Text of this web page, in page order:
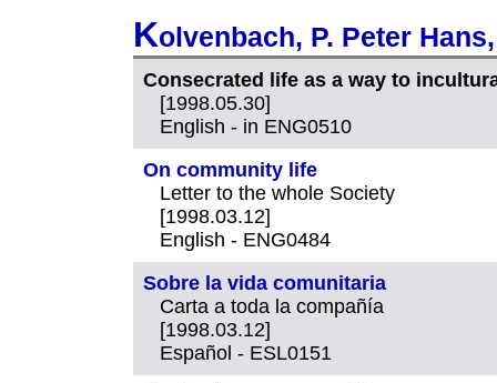
Kolvenbach, P. Peter
Consecrated life as a way to
[1998.05.30]
English - in ENG0510
On community life
Letter to the whole Society
[1998.03.12]
English - ENG0484
Sobre la vida comunitaria
Carta a toda la compañía
[1998.03.12]
Español - ESL0151